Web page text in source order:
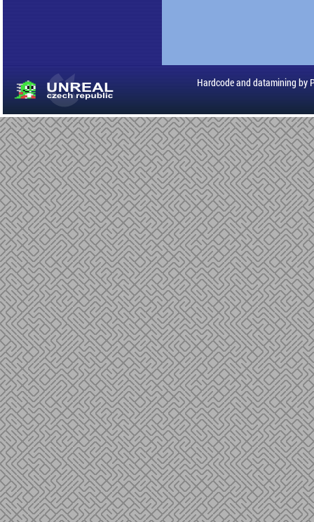
Hardcode and datamining by